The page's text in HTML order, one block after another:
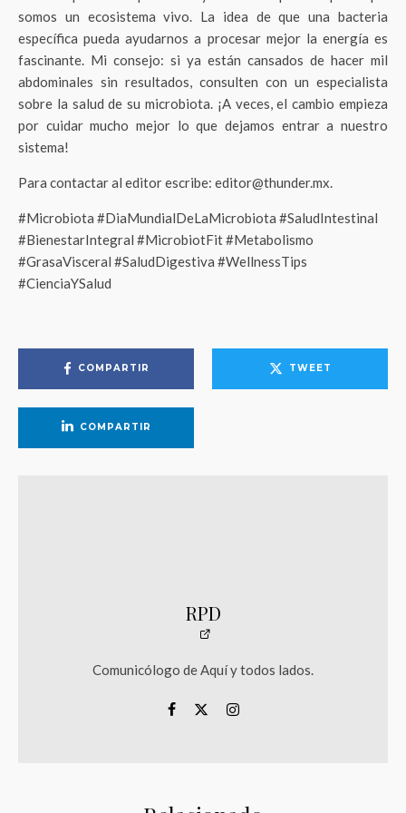
somos un ecosistema vivo. La idea de que una bacteria
específica pueda ayudarnos a procesar mejor la energía es
fascinante. Mi consejo: si ya están cansados de hacer mil
abdominales sin resultados, consulten con un especialista
sobre la salud de su microbiota. ¡A veces, el cambio empieza
por cuidar mucho mejor lo que dejamos entrar a nuestro
sistema!
Para contactar al editor escribe: editor@thunder.mx.
#Microbiota #DiaMundialDeLaMicrobiota #SaludIntestinal
#BienestarIntegral #MicrobiotFit #Metabolismo
#GrasaVisceral #SaludDigestiva #WellnessTips
#CienciaYSalud
COMPARTIR TWEET
COMPARTIR
RPD
Comunicólogo de Aquí y todos lados.